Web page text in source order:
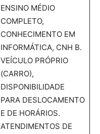
ENSINO MÉDIO
COMPLETO,
CONHECIMENTO EM
INFORMÁTICA, CNH B.
VEÍCULO PRÓPRIO
(CARRO),
DISPONIBILIDADE
PARA DESLOCAMENTO
E DE HORÁRIOS.
ATENDIMENTOS DE